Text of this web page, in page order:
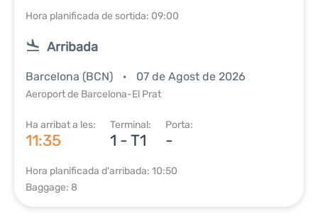
Hora planificada de sortida: 09:00
Arribada
Barcelona (BCN) 07 de Agost de 2026
Aeroport de Barcelona-El Prat
Ha arribat a les:
11:35
Terminal:
1 - T1
Porta:
-
Hora planificada d'arribada: 10:50
Baggage: 8